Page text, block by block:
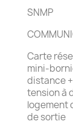
SNMP
Carte
mini-
distance
tension à
logement
de sortie